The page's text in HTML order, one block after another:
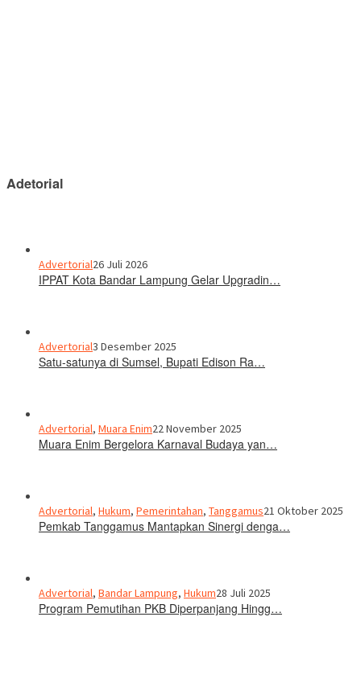
Adetorial
Advertorial26 Juli 2026
IPPAT Kota Bandar Lampung Gelar Upgradin…
Advertorial3 Desember 2025
Satu-satunya di Sumsel, Bupati Edison Ra…
Advertorial, Muara Enim22 November 2025
Muara Enim Bergelora Karnaval Budaya yan…
Advertorial, Hukum, Pemerintahan, Tanggamus21 Oktober 2025
Pemkab Tanggamus Mantapkan Sinergi denga…
Advertorial, Bandar Lampung, Hukum28 Juli 2025
Program Pemutihan PKB Diperpanjang Hingg…